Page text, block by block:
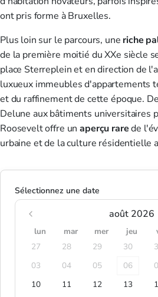
ont pris forme à Bruxelles.
Plus loin sur le parcours, une riche
de la première moitié du XXe siècle
place Sterreplein et en direction de
luxueux immeubles d'appartements
et du raffinement de cette époque.
Delune aux bâtiments universitaires
Roosevelt offre unaperçu rarede
urbaine et de la culture résidentielle
Sélectionnez une date
août 2026
lun mar mer jeu
27
28 29 30
03
04 05 06
10
11 12 13